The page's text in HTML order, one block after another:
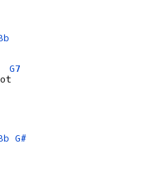
G7
G#